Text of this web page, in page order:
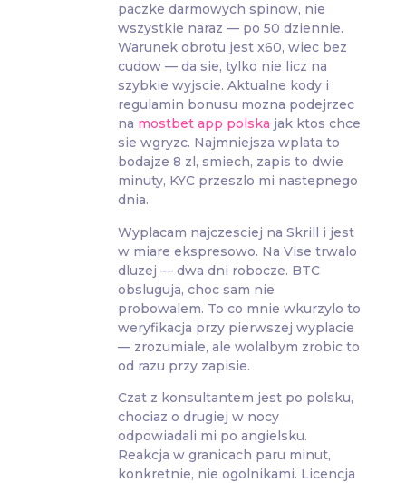
paczke darmowych spinow, nie
wszystkie naraz — po 50 dziennie.
Warunek obrotu jest x60, wiec bez
cudow — da sie, tylko nie licz na
szybkie wyjscie. Aktualne kody i
regulamin bonusu mozna podejrzec
na mostbet app polska jak ktos chce
sie wgryzc. Najmniejsza wplata to
bodajze 8 zl, smiech, zapis to dwie
minuty, KYC przeszlo mi nastepnego
dnia.
Wyplacam najczesciej na Skrill i jest
w miare ekspresowo. Na Vise trwalo
dluzej — dwa dni robocze. BTC
obsluguja, choc sam nie
probowalem. To co mnie wkurzylo to
weryfikacja przy pierwszej wyplacie
— zrozumiale, ale wolalbym zrobic to
od razu przy zapisie.
Czat z konsultantem jest po polsku,
chociaz o drugiej w nocy
odpowiadali mi po angielsku.
Reakcja w granicach paru minut,
konkretnie, nie ogolnikami. Licencja